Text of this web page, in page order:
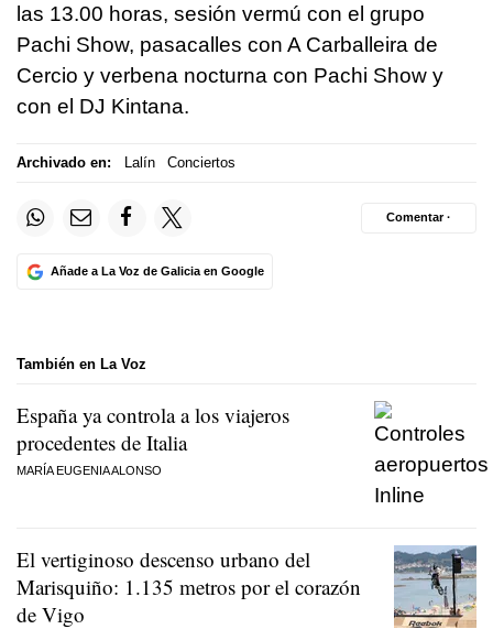
las 13.00 horas, sesión vermú con el grupo
Pachi Show, pasacalles con A Carballeira de
Cercio y verbena nocturna con Pachi Show y
con el DJ Kintana.
Archivado en: Lalín Conciertos
Añade a La Voz de Galicia en Google
Comentar ·
También en La Voz
España ya controla a los viajeros
procedentes de Italia
MARÍA EUGENIA ALONSO
El vertiginoso descenso urbano del
Marisquiño: 1.135 metros por el corazón
de Vigo